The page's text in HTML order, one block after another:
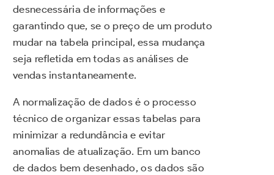
desnecessária de informações e
garantindo que, se o preço de um produto
mudar na tabela principal, essa mudança
seja refletida em todas as análises de
vendas instantaneamente.
A normalização de dados é o processo
técnico de organizar essas tabelas para
minimizar a redundância e evitar
anomalias de atualização. Em um banco
de dados bem desenhado, os dados são